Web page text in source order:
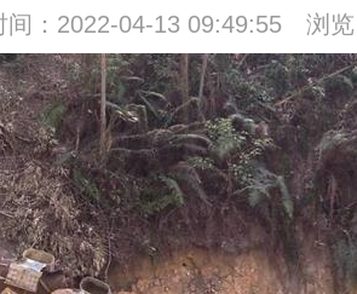
间：2022-04-13 09:49:55 浏览